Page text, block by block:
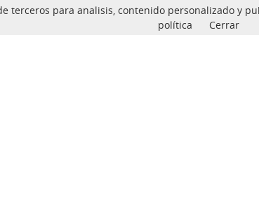
terceros para analisis, contenido personalizado y
política
Cerrar